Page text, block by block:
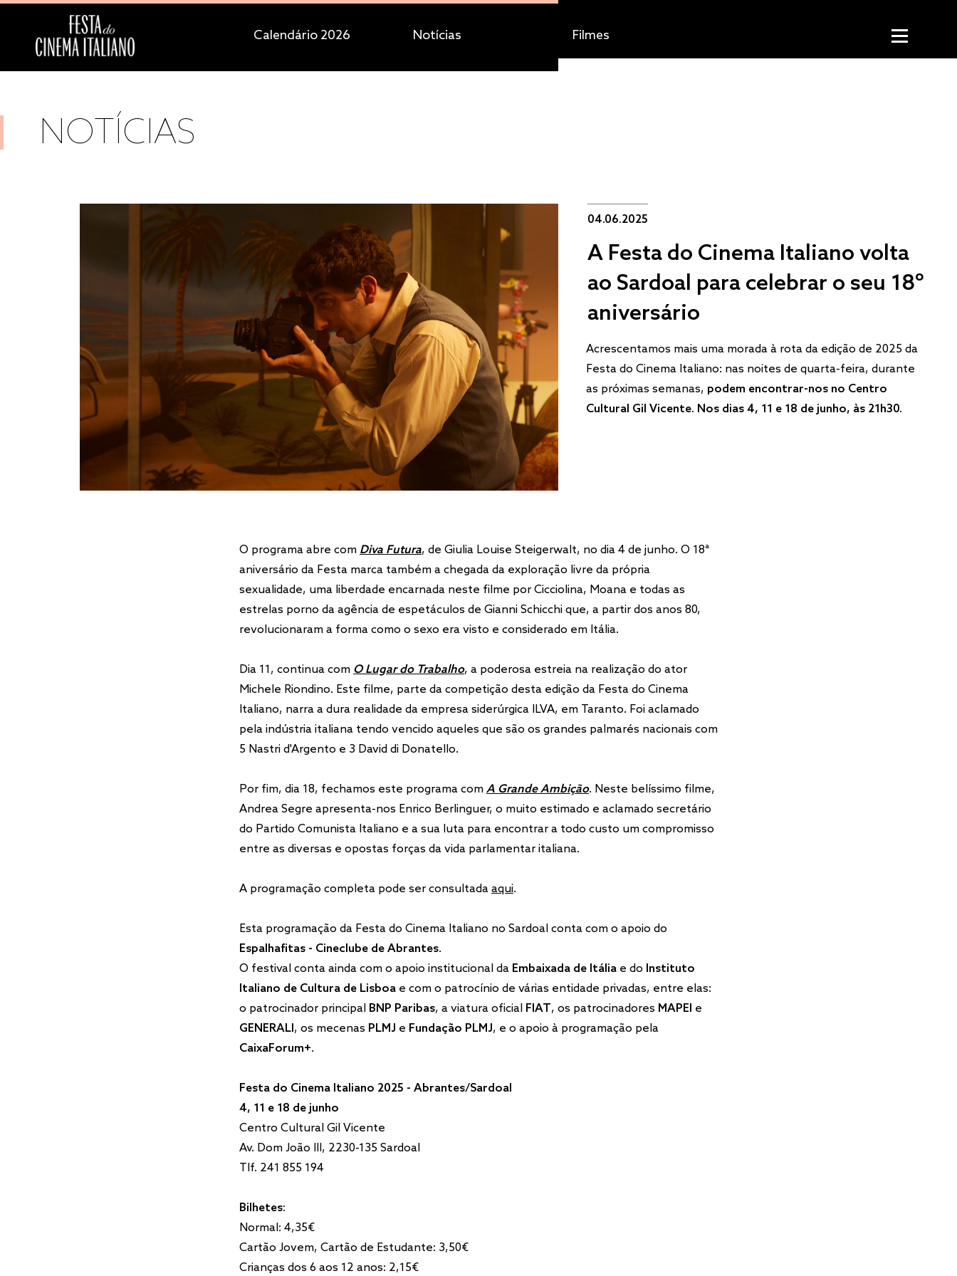
Calendário 2026 Notícias Filmes
NOTÍCIAS
04.06.2025
A Festa do Cinema Italiano volta
ao Sardoal para celebrar o seu 18º
aniversário
Acrescentamos mais uma morada à rota da edição de 2025 da
Festa do Cinema Italiano: nas noites de quarta-feira, durante
as próximas semanas, podem encontrar-nos no Centro
Cultural Gil Vicente. Nos dias 4, 11 e 18 de junho, às 21h30.
O programa abre com Diva Futura, de Giulia Louise Steigerwalt, no dia 4 de junho. O 18ª
aniversário da Festa marca também a chegada da exploração livre da própria
sexualidade, uma liberdade encarnada neste filme por Cicciolina, Moana e todas as
estrelas porno da agência de espetáculos de Gianni Schicchi que, a partir dos anos 80,
revolucionaram a forma como o sexo era visto e considerado em Itália.
Dia 11, continua com O Lugar do Trabalho, a poderosa estreia na realização do ator
Michele Riondino. Este filme, parte da competição desta edição da Festa do Cinema
Italiano, narra a dura realidade da empresa siderúrgica ILVA, em Taranto. Foi aclamado
pela indústria italiana tendo vencido aqueles que são os grandes palmarés nacionais com
5 Nastri d'Argento e 3 David di Donatello.
Por fim, dia 18, fechamos este programa com A Grande Ambição. Neste belíssimo filme,
Andrea Segre apresenta-nos Enrico Berlinguer, o muito estimado e aclamado secretário
do Partido Comunista Italiano e a sua luta para encontrar a todo custo um compromisso
entre as diversas e opostas forças da vida parlamentar italiana.
A programação completa pode ser consultada aqui.
Esta programação da Festa do Cinema Italiano no Sardoal conta com o apoio do
Espalhafitas - Cineclube de Abrantes.
O festival conta ainda com o apoio institucional da Embaixada de Itália e do Instituto
Italiano de Cultura de Lisboa e com o patrocínio de várias entidade privadas, entre elas:
o patrocinador principal BNP Paribas, a viatura oficial FIAT, os patrocinadores MAPEI e
GENERALI, os mecenas PLMJ e Fundação PLMJ, e o apoio à programação pela
CaixaForum+.
Festa do Cinema Italiano 2025 - Abrantes/Sardoal
4, 11 e 18 de junho
Centro Cultural Gil Vicente
Av. Dom João III, 2230-135 Sardoal
Tlf. 241 855 194
Bilhetes:
Normal: 4,35€
Cartão Jovem, Cartão de Estudante: 3,50€
Crianças dos 6 aos 12 anos: 2,15€